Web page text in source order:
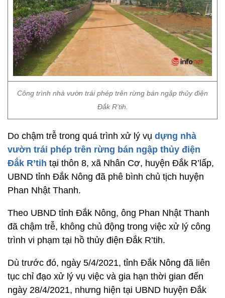
Công trình nhà vườn trái phép trên rừng bán ngập thủy điện
Đắk R’tih.
Do chậm trễ trong quá trình xử lý vụ dựng nhà
vườn trái phép trên rừng bán ngập thủy điện
Đắk R’tih tại thôn 8, xã Nhân Cơ, huyện Đắk R’lấp,
UBND tỉnh Đắk Nông đã phê bình chủ tịch huyện
Phan Nhật Thanh.
Theo UBND tỉnh Đắk Nông, ông Phan Nhật Thanh
đã chậm trễ, không chủ động trong việc xử lý công
trình vi phạm tại hồ thủy điện Đắk R’tih.
Dù trước đó, ngày 5/4/2021, tỉnh Đắk Nông đã liên
tục chỉ đạo xử lý vụ việc và gia hạn thời gian đến
ngày 28/4/2021, nhưng hiện tại UBND huyện Đắk